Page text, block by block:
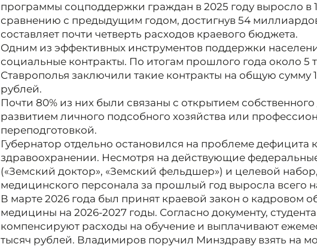
программы соцподдержки граждан в 2025 году выросло в
сравнению с предыдущим годом, достигнув 54
составляет почти четверть расходов краевого бюджета.
Одним из эффективных инструментов поддержки
социальные контракты. По итогам прошлого года около 5
Ставрополья заключили такие контракты на общую сумму
рублей.
Почти 80% из них были связаны с открытием собственного
развитием личного подсобного хозяйства или
переподготовкой.
Губернатор отдельно остановился на проблеме дефицита
здравоохранении. Несмотря на действующие
(«Земский доктор», «Земский фельдшер») и целевой
медицинского персонала за прошлый год выросла всего
В марте 2026 года был принят краевой закон о кадровом
медицины на 2026-2027 годы. Согласно документу,
компенсируют расходы на обучение и выплачивают
тысяч рублей. Владимиров поручил Минздраву взять на